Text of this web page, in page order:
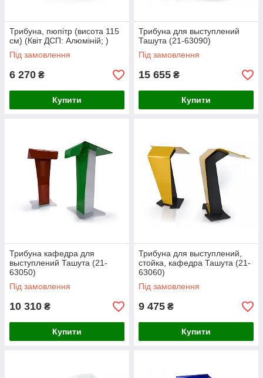
Трибуна, пюпітр (висота 115
см) (Квіт ДСП: Алюміній; )
Під замовлення
6 270 ₴
Купити
Трибуна для выступлений
Ташута (21-63090)
Під замовлення
15 655 ₴
Купити
Трибуна кафедра для
выступлений Ташута (21-
63050)
Під замовлення
10 310 ₴
Купити
Трибуна для выступлений,
стойка, кафедра Ташута (21-
63060)
Під замовлення
9 475 ₴
Купити